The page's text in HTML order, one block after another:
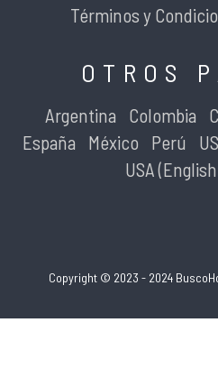
Términos y
OTROS
Argentina Colombia
España
México Perú
USA
Copyright © 2023 - 2024